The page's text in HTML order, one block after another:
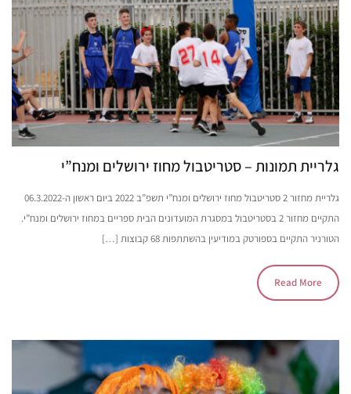
גלריית תמונות – סטריטבול מחוז ירושלים ומנח”י
גלריית מחזור 2 סטריטבול מחוז ירושלים ומנח”י תשפ”ב 2022 ביום ראשון ה-06.3.2022
התקיים מחזור 2 בסטריטבול במסגרת המועדונים הבית ספריים במחוז ירושלים ומנח”י.
הטורניר התקיים בספורטק במודיעין בהשתתפות 68 קבוצות […]
Read More